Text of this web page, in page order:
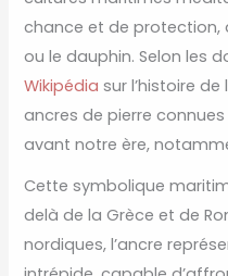
chance et de protection,
ou le dauphin. Selon les
Wikipédia sur l’histoire
ancres de pierre
avant notre ère,
Cette symbolique
delà de la Grèce et de
nordiques, l’ancre